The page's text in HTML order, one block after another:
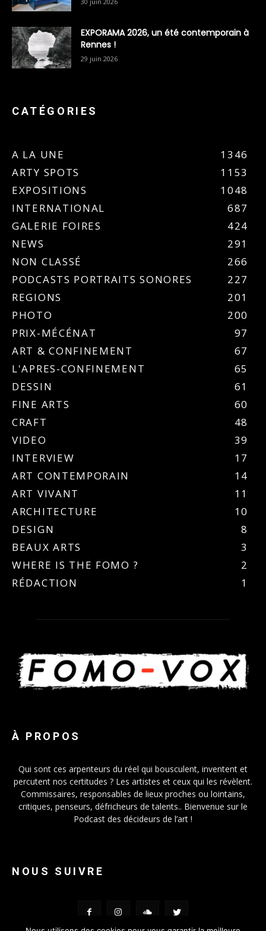
EXPORAMA 2026, un été contemporain à
Rennes !
29 juin 2026
CATÉGORIES
A LA UNE
1346
ARTY SPOTS
1153
EXPOSITIONS
1048
INTERNATIONAL
687
GALERIE FOIRES
424
NEWS
291
NON CLASSÉ
266
PODCASTS PORTRAITS SONORES
227
REGIONS
201
PHOTO
200
PRIX-MÉCÉNAT
97
ART & CONFINEMENT
67
L'APRES-CONFINEMENT
65
DESSIN
61
FINE ARTS
60
CRAFT
48
VIDEO
39
INTERVIEW
17
ART CONTEMPORAIN
14
ART VIVANT
11
ARCHITECTURE
10
DESIGN
8
BEAUX ARTS
3
WHERE IS THE FOMO ?
2
RÉDACTION
1
À PROPOS
Qui sont ces arpenteurs du réel qui bousculent, inventent et
percutent nos certitudes ? Les artistes et ceux qui les révèlent.
Commissaires, responsables de lieux proches ou lointains,
critiques, penseurs, défricheurs de talents.. Bienvenue sur le
Podcast des décideurs de l’art !
NOUS SUIVRE